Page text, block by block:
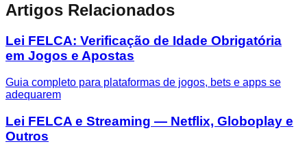
Artigos Relacionados
Lei FELCA: Verificação de Idade Obrigatória
em Jogos e Apostas
Guia completo para plataformas de jogos, bets e apps se
adequarem
Lei FELCA e Streaming — Netflix, Globoplay e
Outros